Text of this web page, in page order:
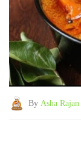
By Asha Rajan